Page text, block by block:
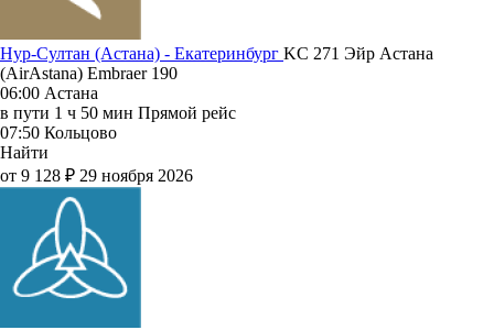
Нур-Султан (Астана) - Екатеринбург KC 271 Эйр Астана
(AirAstana) Embraer 190
06:00 Астана
в пути 1 ч 50 мин Прямой рейс
07:50 Кольцово
Найти
от 9 128 ₽ 29 ноября 2026